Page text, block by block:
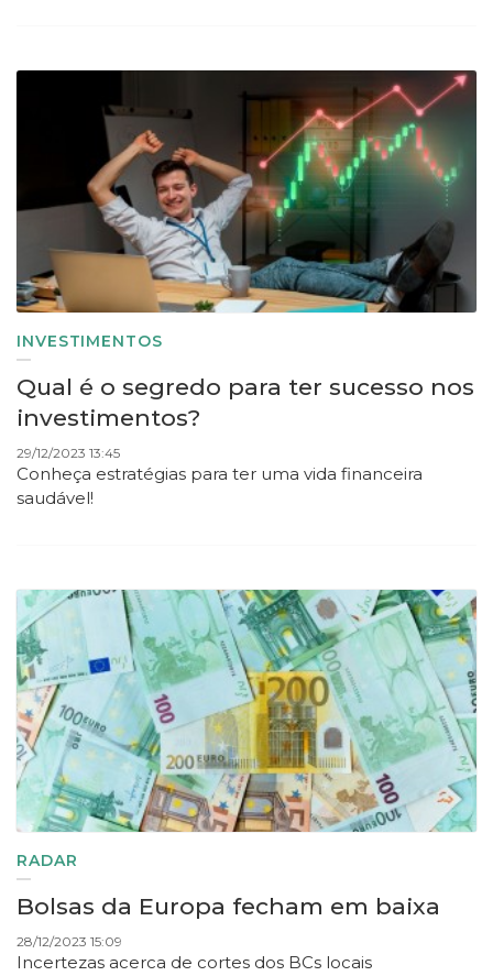
INVESTIMENTOS
Qual é o segredo para ter sucesso nos
investimentos?
29/12/2023 13:45
Conheça estratégias para ter uma vida financeira
saudável!
RADAR
Bolsas da Europa fecham em baixa
28/12/2023 15:09
Incertezas acerca de cortes dos BCs locais